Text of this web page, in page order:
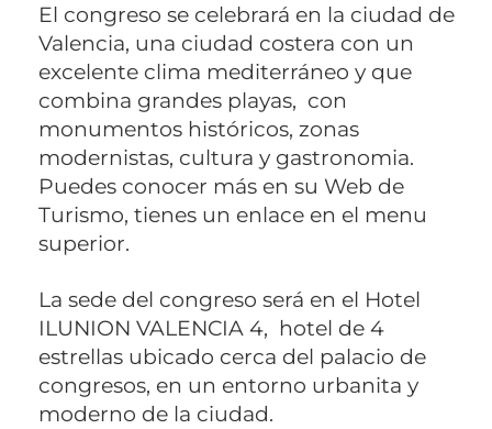
El congreso se celebrará en la ciudad de
Valencia, una ciudad costera con un
excelente clima mediterráneo y que
combina grandes playas, con
monumentos históricos, zonas
modernistas, cultura y gastronomia.
Puedes conocer más en su Web de
Turismo, tienes un enlace en el menu
superior.
La sede del congreso será en el Hotel
ILUNION VALENCIA 4, hotel de 4
estrellas ubicado cerca del palacio de
congresos, en un entorno urbanita y
moderno de la ciudad.